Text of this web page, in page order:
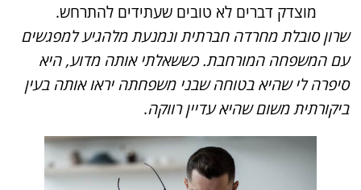
מוצדק דברים לא טובים שעתידים להתרחש.
שרון סובלת מחרדה חברתית ונמנעת מלהגיע למפגשים
עם המשפחה המורחבת. כששאלתי אותה מדוע, היא
סיפרה לי שהיא בטוחה שבני משפחתה יראו אותה בעין
ביקורתית משום שהיא עדיין רווקה.